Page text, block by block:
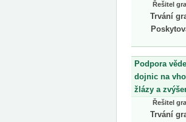
Řešitel
Trvání
Podpora
dojnic na
žlázy a
Řešitel
Trvání